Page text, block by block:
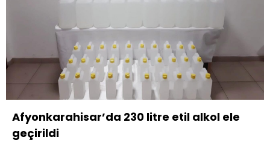
Afyonkarahisar’da 230 litre etil alkol ele
geçirildi